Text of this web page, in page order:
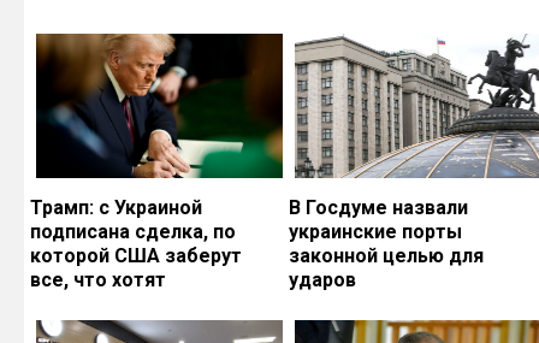
Трамп: с Украиной
подписана сделка, по
которой США заберут
все, что хотят
В Госдуме назвали
украинские порты
законной целью для
ударов